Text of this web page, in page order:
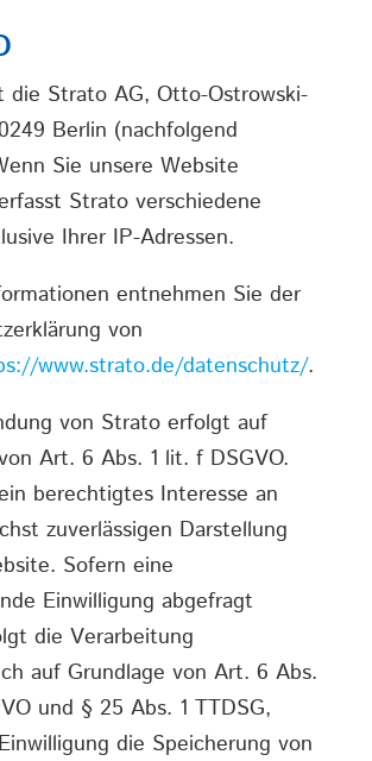
die Strato AG, Otto-Ostrowski-
Berlin (nachfolgend
Sie unsere Website
Strato verschiedene
Ihrer IP-Adressen.
entnehmen Sie der
von
www.strato.de/datenschutz/.
von Strato erfolgt auf
Art. 6 Abs. 1 lit. f DSGVO.
berechtigtes Interesse an
zuverlässigen Darstellung
Sofern eine
Einwilligung abgefragt
die Verarbeitung
auf Grundlage von Art. 6 Abs.
und § 25 Abs. 1 TTDSG,
die Speicherung von